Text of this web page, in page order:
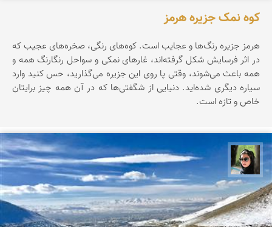
کوه نمک جزیره هرمز
هرمز جزیره‌ رنگ‌ها‌ و عجایب است. کوه‌های رنگی، صخره‌های عجیب که
در اثر فرسایش شکل گرفته‌اند، غارهای نمکی و سواحل رنگارنگ همه و
همه باعث می‌شوند، وقتی پا روی این جزیره می‌گذارید، حس کنید وارد
سیاره‌ دیگری شده‌اید. دنیایی از شگفتی‌ها که در آن همه چیز برایتان
خاص و تازه است.
سپیده اصلان